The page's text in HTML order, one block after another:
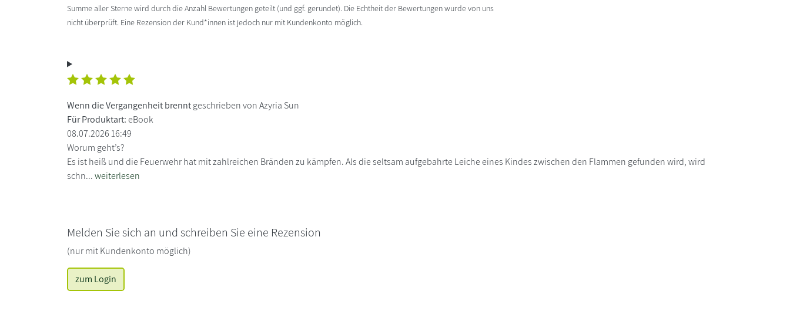
Summe aller Sterne wird durch die Anzahl Bewertungen geteilt (und ggf. gerundet). Die Echtheit der Bewertungen wurde von uns
nicht überprüft. Eine Rezension der Kund*innen ist jedoch nur mit Kundenkonto möglich.
Wenn die Vergangenheit brenntgeschrieben von Azyria Sun
Für Produktart:eBook
08.07.2026 16:49
Worum geht’s?
Es ist heiß und die Feuerwehr hat mit zahlreichen Bränden zu kämpfen. Als die seltsam aufgebahrte Leiche eines Kindes zwischen den Flammen gefunden wird, wird
schn...weiterlesen
Melden Sie sich an und schreiben Sie eine Rezension
(nur mit Kundenkonto möglich)
zum Login